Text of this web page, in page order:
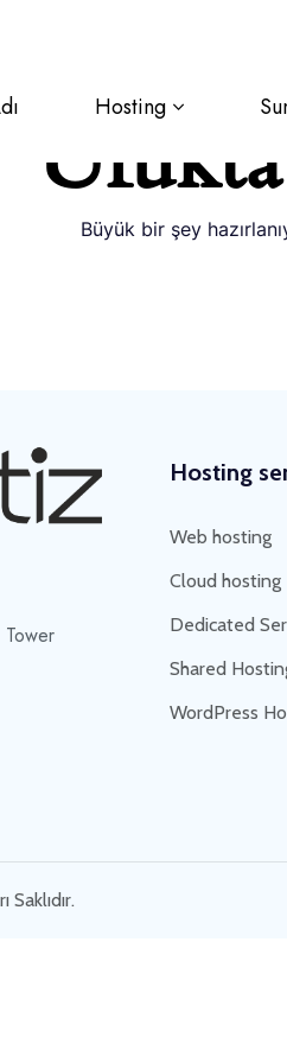
Hosting
Büyük bir şey
Hosting
Web hosting
Cloud hosting
Dedicated
Shared
WordPress